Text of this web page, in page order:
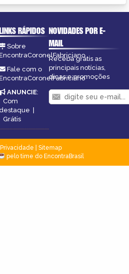
RÁPIDOS
Sobre
Fale com o
ANUNCIE:
Com
Grátis
NOVIDADES POR E-
MAIL
Receba grátis as
principais notícias,
dicas e promoções
Privacidade
Sitemap
pelo time do EncontraBrasil